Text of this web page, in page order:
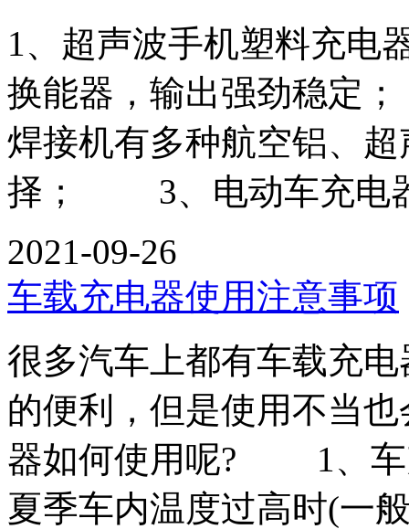
1、超声波手机塑料充电
换能器，输出强劲稳
焊接机有多种航空铝、
择； 3、电动车充电
2021-09-26
车载充电器使用注意事项
很多汽车上都有车载充
的便利，但是使用不当
器如何使用呢? 1、车
夏季车内温度过高时(一